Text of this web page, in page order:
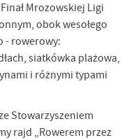
Mrozowskiej Ligi
obok wesołego
- rowerowy:
siatkówka plażowa,
i różnymi typami
Stowarzyszeniem
rajd „Rowerem przez